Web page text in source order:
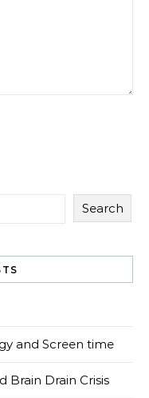
Search
and Screen time
Brain Drain Crisis